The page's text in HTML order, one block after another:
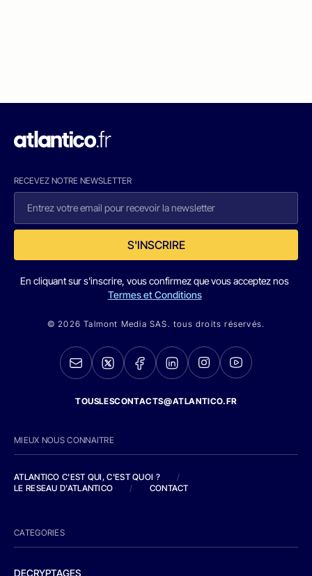
RECEVEZ NOTRE NEWSLETTER
S'INSCRIRE
En cliquant sur s'inscrire, vous confirmez que vous acceptez nos
Termes et Conditions
© 2026 Talmont Media SAS. tous droits réservés.
TOUSLESCONTACTS@ATLANTICO.FR
MIEUX NOUS CONNAITRE
ATLANTICO C'EST QUI, C'EST QUOI ?
/
LE RESEAU D'ATLANTICO
/ CONTACT
CATEGORIES
DECRYPTAGES